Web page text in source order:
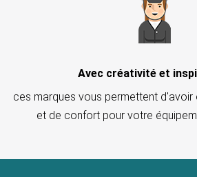
Avec créativité et
ces marques vous permettent
et de confort pour votre